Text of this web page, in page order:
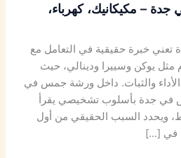
– مكيكانيك، كهرباء،
خبرة حقيقية في التعامل مع
مثل يوكن وسييرا ودينالي، حيث
والثبات. داخل ورشة جمس في
في جدة بأسلوب تشخيصي يقرأ
ويحدد السبب الحقيقي من أول
في […]